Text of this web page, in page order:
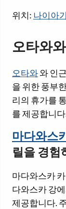
위치: 나이아
오타와
오타와와 인
을 위한 풍부
리의 휴가를
를 제공합니
마다와스
릴을 경험
마다와스카
다와스카 강
제공합니다.